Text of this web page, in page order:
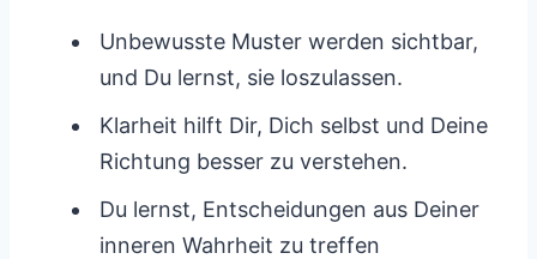
Unbewusste Muster werden sichtbar,
und Du lernst, sie loszulassen.
Klarheit hilft Dir, Dich selbst und Deine
Richtung besser zu verstehen.
Du lernst, Entscheidungen aus Deiner
inneren Wahrheit zu treffen